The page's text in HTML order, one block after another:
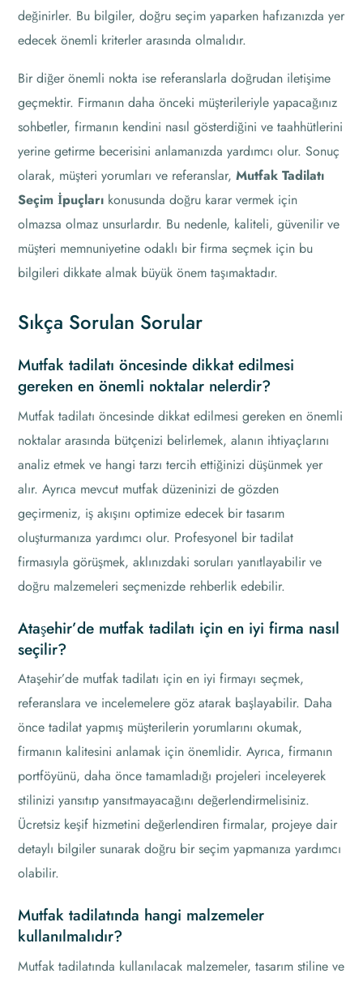
değinirler. Bu bilgiler, doğru seçim yaparken hafızanızda yer
edecek önemli kriterler arasında olmalıdır.
Bir diğer önemli nokta ise referanslarla doğrudan iletişime
geçmektir. Firmanın daha önceki müşterileriyle yapacağınız
sohbetler, firmanın kendini nasıl gösterdiğini ve taahhütlerini
yerine getirme becerisini anlamanızda yardımcı olur. Sonuç
olarak, müşteri yorumları ve referanslar,Mutfak Tadilatı
Seçim İpuçları konusunda doğru karar vermek için
olmazsa olmaz unsurlardır. Bu nedenle, kaliteli, güvenilir ve
müşteri memnuniyetine odaklı bir firma seçmek için bu
bilgileri dikkate almak büyük önem taşımaktadır.
Sıkça Sorulan Sorular
Mutfak tadilatı öncesinde dikkat edilmesi
gereken en önemli noktalar nelerdir?
Mutfak tadilatı öncesinde dikkat edilmesi gereken en önemli
noktalar arasında bütçenizi belirlemek, alanın ihtiyaçlarını
analiz etmek ve hangi tarzı tercih ettiğinizi düşünmek yer
alır. Ayrıca mevcut mutfak düzeninizi de gözden
geçirmeniz, iş akışını optimize edecek bir tasarım
oluşturmanıza yardımcı olur. Profesyonel bir tadilat
firmasıyla görüşmek, aklınızdaki soruları yanıtlayabilir ve
doğru malzemeleri seçmenizde rehberlik edebilir.
Ataşehir’de mutfak tadilatı için en iyi firma nasıl
seçilir?
Ataşehir’de mutfak tadilatı için en iyi firmayı seçmek,
referanslara ve incelemelere göz atarak başlayabilir. Daha
önce tadilat yapmış müşterilerin yorumlarını okumak,
firmanın kalitesini anlamak için önemlidir. Ayrıca, firmanın
portföyünü, daha önce tamamladığı projeleri inceleyerek
stilinizi yansıtıp yansıtmayacağını değerlendirmelisiniz.
Ücretsiz keşif hizmetini değerlendiren firmalar, projeye dair
detaylı bilgiler sunarak doğru bir seçim yapmanıza yardımcı
olabilir.
Mutfak tadilatında hangi malzemeler
kullanılmalıdır?
Mutfak tadilatında kullanılacak malzemeler, tasarım stiline ve